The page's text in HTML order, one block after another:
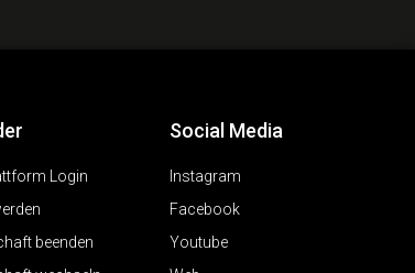
Login
beenden
Social Media
Instagram
Facebook
Youtube